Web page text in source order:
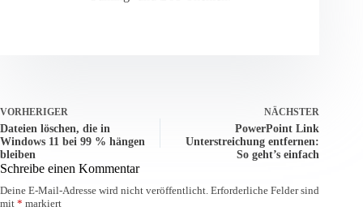
VORHERIGER
Dateien löschen, die in
Windows 11 bei 99 % hängen
bleiben
NÄCHSTER
PowerPoint Link
Unterstreichung entfernen:
So geht’s einfach
Schreibe einen Kommentar
Deine E-Mail-Adresse wird nicht veröffentlicht. Erforderliche Felder sind
mit * markiert